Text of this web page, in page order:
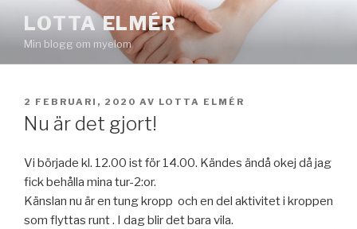
innehåll
LOTTA ELMÉR
Min blogg om myelom
PUBLICERAT
2 FEBRUARI, 2020 AV LOTTA ELMÉR
Nu är det gjort!
Vi började kl. 12.00 ist för 14.00. Kändes ändå okej då jag
fick behålla mina tur-2:or.
Känslan nu är en tung kropp och en del aktivitet i kroppen
som flyttas runt . I dag blir det bara vila.